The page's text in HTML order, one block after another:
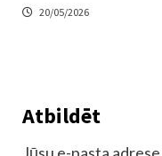
20/05/2026
Atbildēt